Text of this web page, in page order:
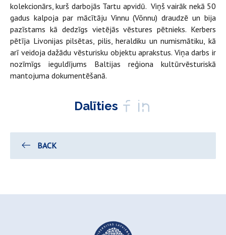
kolekcionārs, kurš darbojās Tartu apvidū. Viņš vairāk nekā 50
gadus kalpoja par mācītāju Vinnu (Võnnu) draudzē un bija
pazīstams kā dedzīgs vietējās vēstures pētnieks. Kerbers
pētīja Livonijas pilsētas, pilis, heraldiku un numismātiku, kā
arī veidoja dažādu vēsturisku objektu aprakstus. Viņa darbs ir
nozīmīgs ieguldījums Baltijas reģiona kultūrvēsturiskā
mantojuma dokumentēšanā.
Dalīties
BACK